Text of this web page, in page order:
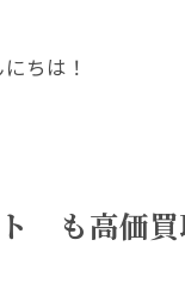
は！
も高価買